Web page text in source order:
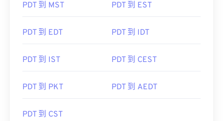
PDT 到 MST PDT 到 EST
PDT 到 EDT PDT 到 IDT
PDT 到 IST PDT 到 CEST
PDT 到 PKT PDT 到 AEDT
PDT 到 CST